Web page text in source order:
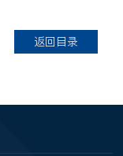
返回目录